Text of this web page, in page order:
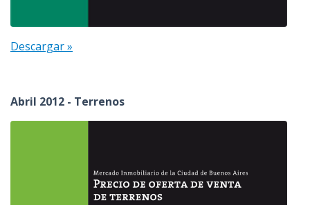
Descargar »
Abril 2012 - Terrenos